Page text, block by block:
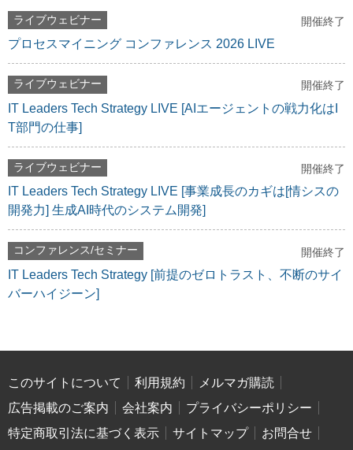
ライブウェビナー 開催終了
プロセスマイニング コンファレンス 2026 LIVE
ライブウェビナー 開催終了
IT Leaders Tech Strategy LIVE [AIエージェントの戦力化はI
T部門の仕事]
ライブウェビナー 開催終了
IT Leaders Tech Strategy LIVE [事業成長のカギは[情シスの
開発力] 生成AI時代のシステム開発]
コンファレンス/セミナー 開催終了
IT Leaders Tech Strategy [前提のゼロトラスト、不断のサイ
バーハイジーン]
このサイトについて 利用規約
メルマガ購読
広告掲載のご案内
会社案内
プライバシーポリシー
特定商取引法に基づく表示
サイトマップ
お問合せ